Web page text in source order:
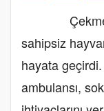
Çekmeköy
sahipsiz
hayata
ambulansı,